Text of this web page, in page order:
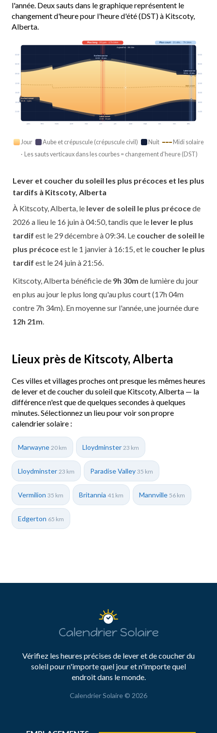
l'année. Deux sauts dans le graphique représentent le
changement d'heure pour l'heure d'été (DST) à Kitscoty,
Alberta.
janv. févr. mars avril mai juin juil. août sept. oct. nov. déc.
Midi solaire
03:00 03:00
06:00 06:00
09:00 09:00
12:00 12:00
15:00 15:00
18:00 18:00
21:00 21:00
Plus long· 20 juin · 17h 04m Plus court· 21 déc. · 7h 34m
Aujourd’hui · 15h 24m
Earliest sunrise
04:50 · 16 juin
Latest sunrise
09:34 · 29 déc.
Earliest sunset
16:15 · 1 janv.
Latest sunset
21:56 · 24 juin
Jour Aube et crépuscule (crépuscule civil) Nuit
Midi solaire
· Les sauts verticaux dans les courbes = changement d'heure (DST)
Lever et coucher du soleil les plus précoces et les plus
tardifs à Kitscoty, Alberta
À Kitscoty, Alberta, le lever de soleil le plus précocede
2026 a lieu le 16 juin à 04:50, tandis que le lever le plus
tardif est le 29 décembre à 09:34. Le coucher de soleil le
plus précoceest le 1 janvier à 16:15, et le coucher le plus
tardif est le 24 juin à 21:56.
Kitscoty, Alberta bénéficie de 9h 30m de lumière du jour
en plus au jour le plus long qu'au plus court (17h 04m
contre 7h 34m). En moyenne sur l'année, une journée dure
12h 21m
Lieux près de Kitscoty, Alberta
Ces villes et villages proches ont presque les mêmes heures
de lever et de coucher du soleil que Kitscoty, Alberta — la
différence n'est que de quelques secondes à quelques
minutes. Sélectionnez un lieu pour voir son propre
calendrier solaire :
Marwayne 20 km Lloydminster 23 km
Lloydminster 23 km Paradise Valley 35 km
Vermilion 35 km Britannia 41 km Mannville 56 km
Edgerton 65 km
Calendrier Solaire
Vérifiez les heures précises de lever et de coucher du
soleil pour n'importe quel jour et n'importe quel
endroit dans le monde.
Calendrier Solaire © 2026